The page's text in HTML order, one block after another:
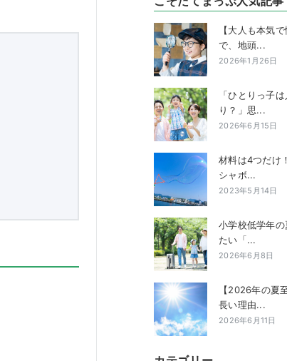
【大人も本気
で、地頭...
2026年1月26日
「ひとりっ子
り？」思...
2026年6月15日
材料は4つだけ
シャボ...
2023年5月14日
小学校低学年の
たい「...
2026年6月8日
【2026年の夏
長い理由...
2026年6月11日